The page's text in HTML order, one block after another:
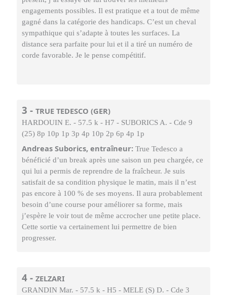
engagements possibles. Il est pratique et a tout de même
gagné dans la catégorie des handicaps. C’est un cheval
sympathique qui s’adapte à toutes les surfaces. La
distance sera parfaite pour lui et il a tiré un numéro de
corde favorable. Je le pense compétitif.
3 - TRUE TEDESCO (GER)
HARDOUIN E. - 57.5 k - H7 - SUBORICS A. - Cde 9
(25) 8p 10p 1p 3p 4p 10p 2p 6p 4p 1p
Andreas Suborics, entraîneur:True Tedesco a
bénéficié d’un break après une saison un peu chargée, ce
qui lui a permis de reprendre de la fraîcheur. Je suis
satisfait de sa condition physique le matin, mais il n’est
pas encore à 100 % de ses moyens. Il aura probablement
besoin d’une course pour améliorer sa forme, mais
j’espère le voir tout de même accrocher une petite place.
Cette sortie va certainement lui permettre de bien
progresser.
4 - ZELZARI
GRANDIN Mar. - 57.5 k - H5 - MELE (S) D. - Cde 3